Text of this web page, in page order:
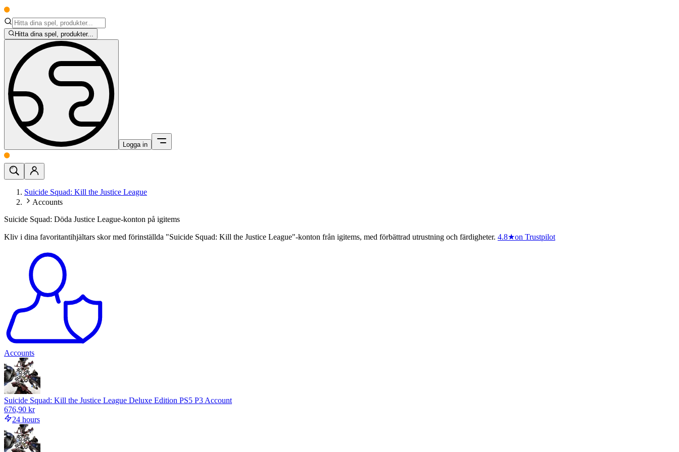
Hitta dina spel, produkter...
Logga in
Suicide Squad: Kill the Justice League
Accounts
Suicide Squad: Döda Justice League-konton på igitems
Kliv i dina favoritantihjältars skor med förinställda "Suicide Squad: Kill the Justice League"-konton från igitems, med förbättrad utrustning och färdigheter. 4.8★on Trustpilot
Accounts
Suicide Squad: Kill the Justice League Deluxe Edition PS5 P3 Account
676,90 kr
24 hours